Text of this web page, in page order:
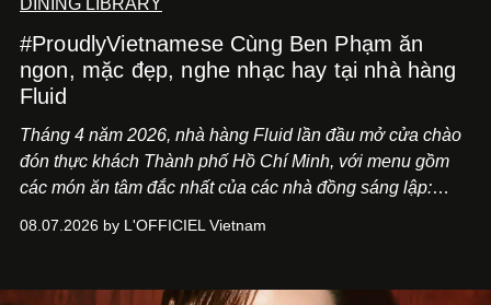
DINING LIBRARY
#ProudlyVietnamese Cùng Ben Phạm ăn
ngon, mặc đẹp, nghe nhạc hay tại nhà hàng
Fluid
Tháng 4 năm 2026, nhà hàng Fluid lần đầu mở cửa chào
đón thực khách Thành phố Hồ Chí Minh, với menu gồm
các món ăn tâm đắc nhất của các nhà đồng sáng lập:
món ăn đa dạng từ Á đến Âu nhanh chóng được yêu thích
mang đến niềm vui cho thực khách.
08.07.2026 by L'OFFICIEL Vietnam